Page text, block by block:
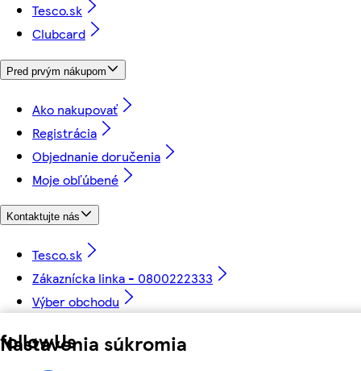
Nastavenia súkromia
Tesco.sk
Clubcard
Pred prvým nákupom
Ako nakupovať
Registrácia
Objednanie doručenia
Moje obľúbené
Kontaktujte nás
Tesco.sk
Zákaznícka linka - 0800222333
Výber obchodu
followUs